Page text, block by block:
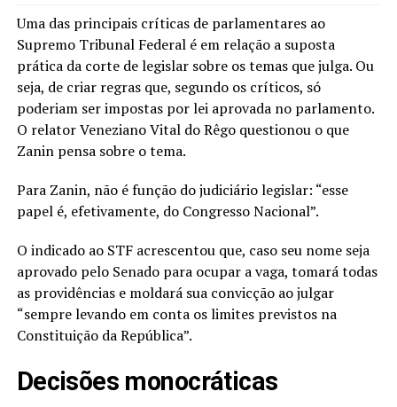
Uma das principais críticas de parlamentares ao
Supremo Tribunal Federal é em relação a suposta
prática da corte de legislar sobre os temas que julga. Ou
seja, de criar regras que, segundo os críticos, só
poderiam ser impostas por lei aprovada no parlamento.
O relator Veneziano Vital do Rêgo questionou o que
Zanin pensa sobre o tema.
Para Zanin, não é função do judiciário legislar: “esse
papel é, efetivamente, do Congresso Nacional”.
O indicado ao STF acrescentou que, caso seu nome seja
aprovado pelo Senado para ocupar a vaga, tomará todas
as providências e moldará sua convicção ao julgar
“sempre levando em conta os limites previstos na
Constituição da República”.
Decisões monocráticas